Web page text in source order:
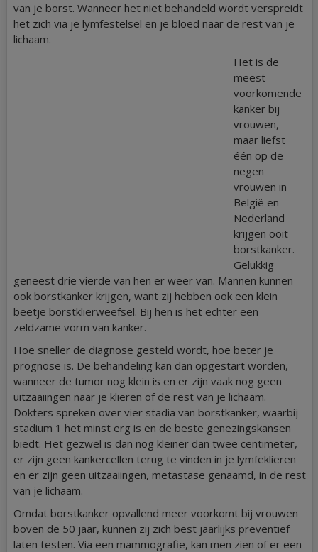
van je borst. Wanneer het niet behandeld wordt verspreidt
het zich via je lymfestelsel en je bloed naar de rest van je
lichaam.
Het is de
meest
voorkomende
kanker bij
vrouwen,
maar liefst
één op de
negen
vrouwen in
België en
Nederland
krijgen ooit
borstkanker.
Gelukkig
geneest drie vierde van hen er weer van. Mannen kunnen
ook borstkanker krijgen, want zij hebben ook een klein
beetje borstklierweefsel. Bij hen is het echter een
zeldzame vorm van kanker.
Hoe sneller de diagnose gesteld wordt, hoe beter je
prognose is. De behandeling kan dan opgestart worden,
wanneer de tumor nog klein is en er zijn vaak nog geen
uitzaaiingen naar je klieren of de rest van je lichaam.
Dokters spreken over vier stadia van borstkanker, waarbij
stadium 1 het minst erg is en de beste genezingskansen
biedt. Het gezwel is dan nog kleiner dan twee centimeter,
er zijn geen kankercellen terug te vinden in je lymfeklieren
en er zijn geen uitzaaiingen, metastase genaamd, in de rest
van je lichaam.
Omdat borstkanker opvallend meer voorkomt bij vrouwen
boven de 50 jaar, kunnen zij zich best jaarlijks preventief
laten testen. Via een mammografie, kan men zien of er een